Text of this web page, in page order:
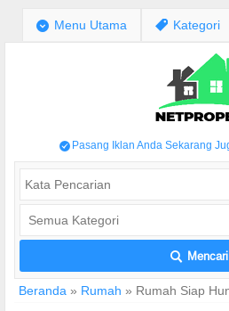
; Menu Utama , Kategori
/ Pasang Iklan Anda Sekarang
L Mencari
Beranda » Rumah » Rumah Siap